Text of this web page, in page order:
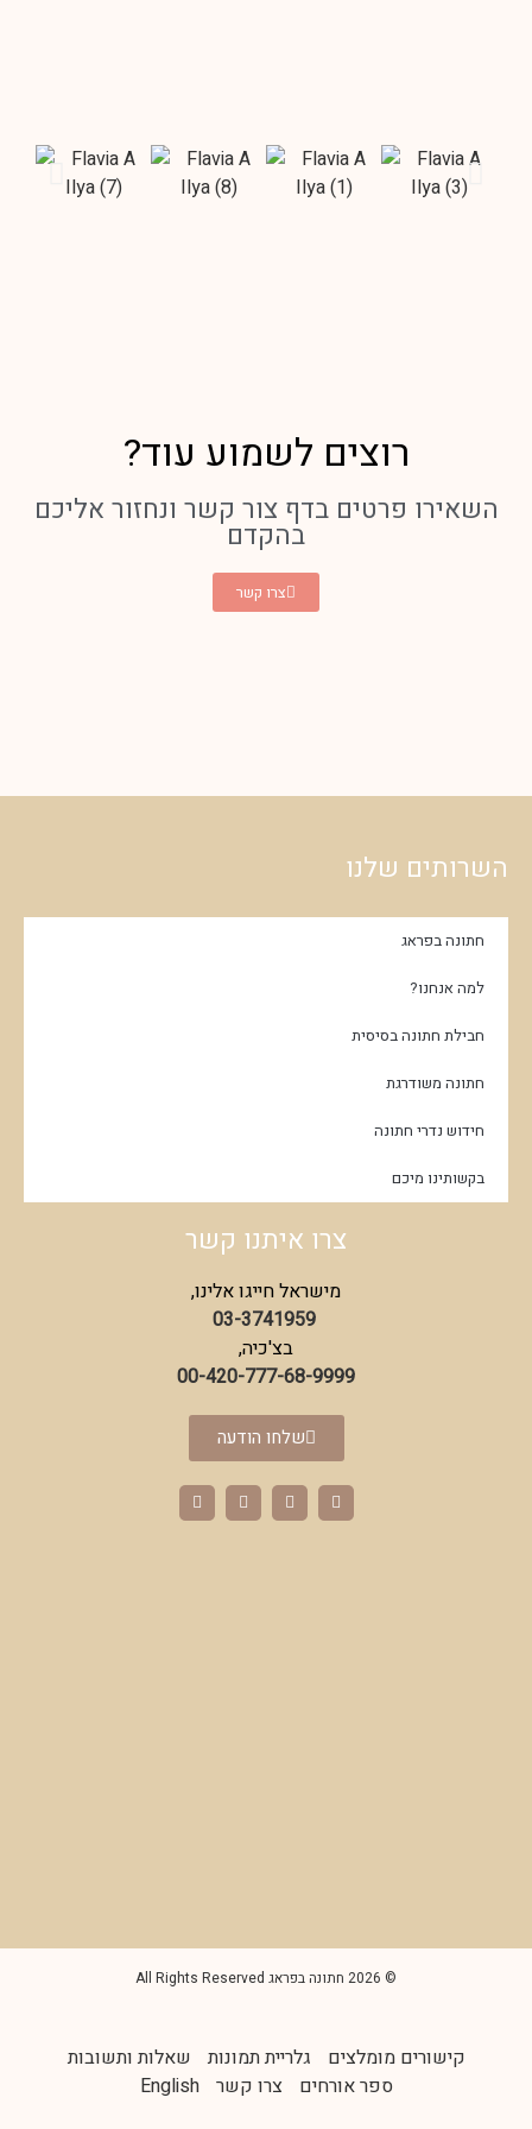
רוצים לשמוע עוד?
השאירו פרטים בדף צור קשר ונחזור אליכם
בהקדם
צרו קשר
השרותים שלנו
חתונה בפראג
למה אנחנו?
חבילת חתונה בסיסית
חתונה משודרגת
חידוש נדרי חתונה
בקשותינו מיכם
צרו איתנו קשר
מישראל חייגו אלינו,
03-3741959
בצ'כיה,
00-420-777-68-9999
שלחו הודעה
© 2026 חתונה בפראג All Rights Reserved
קישורים מומלצים גלריית תמונות
שאלות ותשובות
ספר אורחים
צרו קשר English